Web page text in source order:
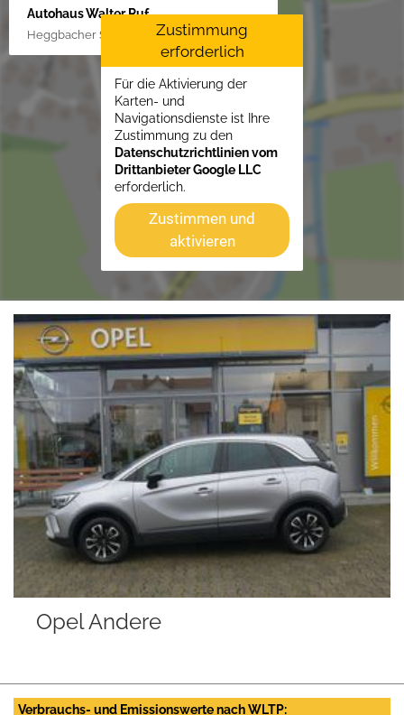
Autohaus Walter Ruf
Heggbacher Straße 25, 88477 Schönebürg
Zustimmung
erforderlich
Für die Aktivierung der
Karten- und
Navigationsdienste ist Ihre
Zustimmung zu den
Datenschutzrichtlinien vom
Drittanbieter Google LLC
erforderlich.
Zustimmen und
aktivieren
Opel Andere
Verbrauchs- und Emissionswerte nach WLTP: